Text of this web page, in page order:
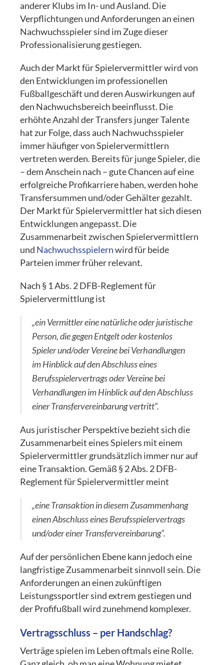
anderer Klubs im In- und Ausland. Die
Verpflichtungen und Anforderungen an einen
Nachwuchsspieler sind im Zuge dieser
Professionalisierung gestiegen.
Auch der Markt für Spielervermittler wird von
den Entwicklungen im professionellen
Fußballgeschäft und deren Auswirkungen auf
den Nachwuchsbereich beeinflusst. Die
erhöhte Anzahl der Transfers junger Talente
hat zur Folge, dass auch Nachwuchsspieler
immer häufiger von Spielervermittlern
vertreten werden. Bereits für junge Spieler, die
– dem Anschein nach – gute Chancen auf eine
erfolgreiche Profikarriere haben, werden hohe
Transfersummen und/oder Gehälter gezahlt.
Der Markt für Spielervermittler hat sich diesen
Entwicklungen angepasst. Die
Zusammenarbeit zwischen Spielervermittlern
und Nachwuchsspielernwird für beide
Parteien immer früher relevant.
Nach § 1 Abs. 2 DFB-Reglement für
Spielervermittlung ist
„ein Vermittler eine natürliche oder juristische
Person, die gegen Entgelt oder kostenlos
Spieler und/oder Vereine bei Verhandlungen
im Hinblick auf den Abschluss eines
Berufsspielervertrags oder Vereine bei
Verhandlungen im Hinblick auf den Abschluss
einer Transfervereinbarung vertritt“.
Aus juristischer Perspektive bezieht sich die
Zusammenarbeit eines Spielers mit einem
Spielervermittler grundsätzlich immer nur auf
eine Transaktion. Gemäß § 2 Abs. 2 DFB-
Reglement für Spielervermittler meint
„eine Transaktion in diesem Zusammenhang
einen Abschluss eines Berufsspielervertrags
und/oder einer Transfervereinbarung“.
Auf der persönlichen Ebene kann jedoch eine
langfristige Zusammenarbeit sinnvoll sein. Die
Anforderungen an einen zukünftigen
Leistungssportler sind extrem gestiegen und
der Profifußball wird zunehmend komplexer.
Vertragsschluss – per Handschlag?
Verträge spielen im Leben oftmals eine Rolle.